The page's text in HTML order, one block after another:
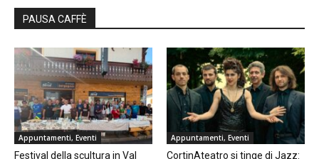
PAUSA CAFFÈ
Appuntamenti, Eventi
Festival della scultura in Val
Appuntamenti, Eventi
CortinAteatro si tinge di Jazz: